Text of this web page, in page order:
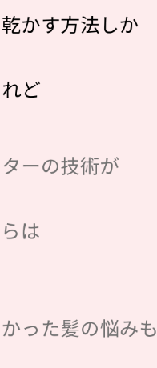
かす方法しか
ど
ーの技術が
は
った髪の悩みも